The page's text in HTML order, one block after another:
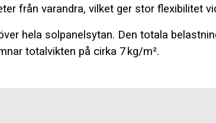
från varandra, vilket ger stor flexibilitet
hela solpanelsytan. Den totala
totalvikten på cirka 7 kg/m².